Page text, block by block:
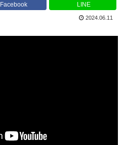
Facebook LINE
2024.06.11